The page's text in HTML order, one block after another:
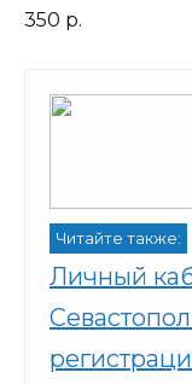
350 р.
Читайте также:
Личный